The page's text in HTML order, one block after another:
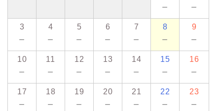
－ －
3
－
4
－
5
－
6
－
7
－
8
－
9
－
10
－
11
－
12
－
13
－
14
－
15
－
16
－
17
－
18
－
19
－
20
－
21
－
22
－
23
－